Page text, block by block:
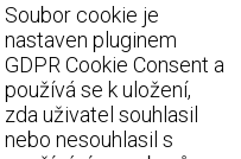
Soubor cookie je
nastaven pluginem
GDPR Cookie Consent a
používá se k uložení,
zda uživatel souhlasil
nebo nesouhlasil s